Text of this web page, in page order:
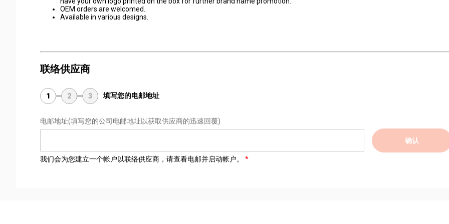
OEM orders are welcomed.
Available in various designs.
联络供应商
1 2 3 填写您的电邮地址
电邮地址(填写您的公司电邮地址以获取供应商的迅速回覆)
确认
我们会为您建立一个帐户以联络供应商，请查看电邮并启动帐户。